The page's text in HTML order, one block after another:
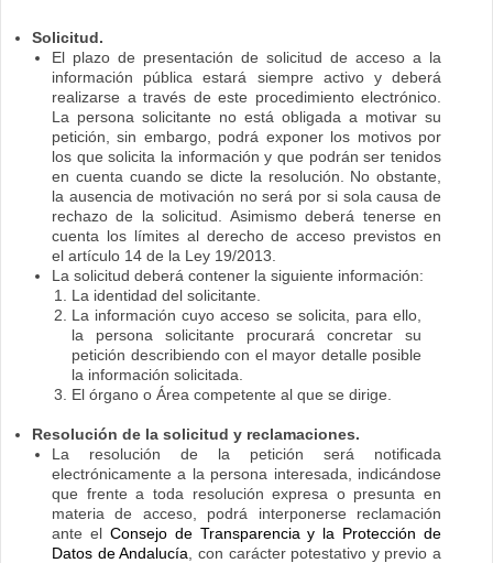
Solicitud.
El plazo de presentación de solicitud de acceso a la
información pública estará siempre activo y deberá
realizarse a través de este procedimiento electrónico.
La persona solicitante no está obligada a motivar su
petición, sin embargo, podrá exponer los motivos por
los que solicita la información y que podrán ser tenidos
en cuenta cuando se dicte la resolución. No obstante,
la ausencia de motivación no será por si sola causa de
rechazo de la solicitud. Asimismo deberá tenerse en
cuenta los límites al derecho de acceso previstos en
el artículo 14 de la Ley 19/2013.
La solicitud deberá contener la siguiente información:
La identidad del solicitante.
La información cuyo acceso se solicita, para ello,
la persona solicitante procurará concretar su
petición describiendo con el mayor detalle posible
la información solicitada.
El órgano o Área competente al que se dirige.
Resolución de la solicitud y reclamaciones.
La resolución de la petición será notificada
electrónicamente a la persona interesada, indicándose
que frente a toda resolución expresa o presunta en
materia de acceso, podrá interponerse reclamación
ante el Consejo de Transparencia y la Protección de
Datos de Andalucía , con carácter potestativo y previo a